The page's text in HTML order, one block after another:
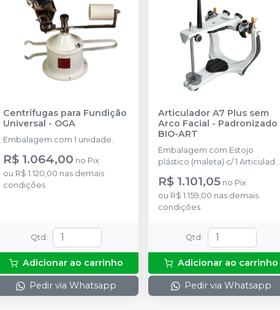
Centrífugas para Fundição
Universal - OGA
Embalagem com 1 unidade.
R$ 1.064,00 no Pix
ou R$ 1.120,00 nas demais
condições
Qtd :
Adicionar ao carrinho
Pedir via Whatsapp
Articulador A7 Plus sem
Arco Facial - Padronizado
BIO-ART
Embalagem com Estojo
plástico (maleta) c/ 1 Articulador
1 par de placas de montagem
trilho, 1 pino de apoio do ramo, 1
mesa incisal acrílica e 1 pino
R$ 1.101,05 no Pix
ou R$ 1.159,00 nas demais
condições
Qtd :
Adicionar ao carrinho
Pedir via Whatsapp